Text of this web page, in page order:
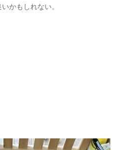
かもしれない。